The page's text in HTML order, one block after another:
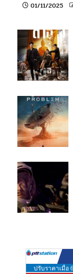
01/11/2025